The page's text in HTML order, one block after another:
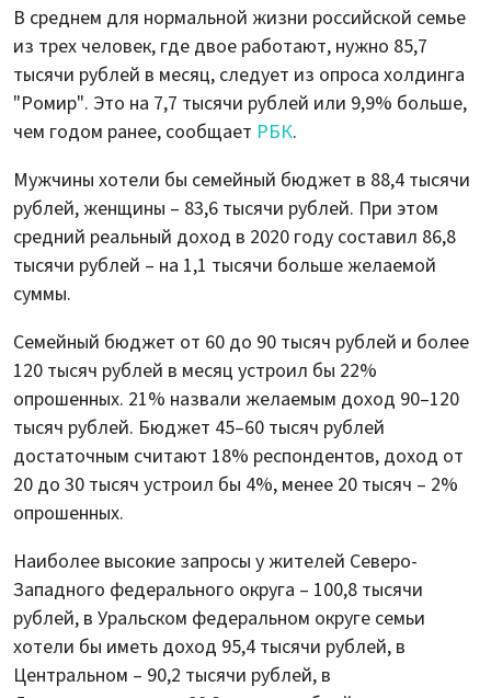
В среднем для нормальной жизни российской семье
из трех человек, где двое работают, нужно 85,7
тысячи рублей в месяц, следует из опроса холдинга
"Ромир". Это на 7,7 тысячи рублей или 9,9% больше,
чем годом ранее, сообщает РБК.
Мужчины хотели бы семейный бюджет в 88,4 тысячи
рублей, женщины – 83,6 тысячи рублей. При этом
средний реальный доход в 2020 году составил 86,8
тысячи рублей – на 1,1 тысячи больше желаемой
суммы.
Семейный бюджет от 60 до 90 тысяч рублей и более
120 тысяч рублей в месяц устроил бы 22%
опрошенных. 21% назвали желаемым доход 90–120
тысяч рублей. Бюджет 45–60 тысяч рублей
достаточным считают 18% респондентов, доход от
20 до 30 тысяч устроил бы 4%, менее 20 тысяч – 2%
опрошенных.
Наиболее высокие запросы у жителей Северо-
Западного федерального округа – 100,8 тысячи
рублей, в Уральском федеральном округе семьи
хотели бы иметь доход 95,4 тысячи рублей, в
Центральном – 90,2 тысячи рублей, в